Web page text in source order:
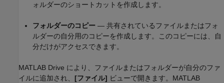
ォルダーのショートカットを作成します。
フォルダーのコピー — 共有されているファイルまたはフォ
ルダーの自分用のコピーを作成します。このコピーには、自
分だけがアクセスできます。
MATLAB Drive により、ファイルまたはフォルダーが自分のファ
イルに追加され、 [ファイル] ビューで開きます。MATLAB